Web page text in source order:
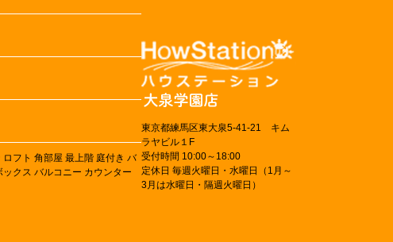
ロフト 角部屋 最上階 庭付き バ
ックス バルコニー カウンター
東京都練馬区東大泉5-41-21 キム
ラヤビル１F
受付時間 10:00～18:00
定休日 毎週火曜日・水曜日（1月～
3月は水曜日・隔週火曜日）